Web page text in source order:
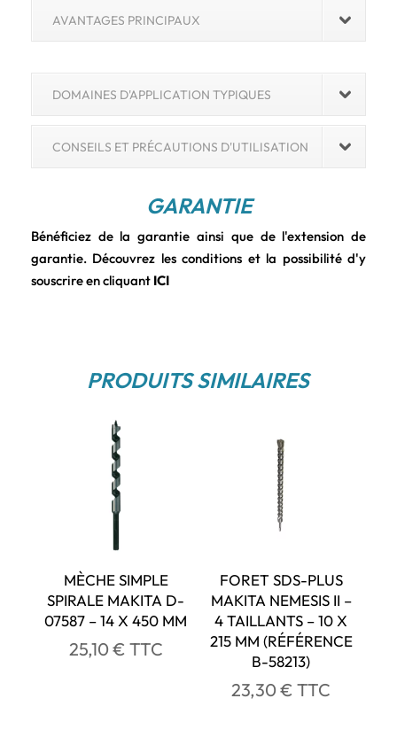
AVANTAGES PRINCIPAUX
DOMAINES D'APPLICATION TYPIQUES
CONSEILS ET PRÉCAUTIONS D'UTILISATION
GARANTIE
Bénéficiez de la garantie ainsi que de l'extension de
garantie. Découvrez les conditions et la possibilité d'y
souscrire en cliquant ICI
PRODUITS SIMILAIRES
MÈCHE SIMPLE
SPIRALE MAKITA D-
07587 – 14 X 450 MM
25,10 € TTC
FORET SDS-PLUS
MAKITA NEMESIS II –
4 TAILLANTS – 10 X
215 MM (RÉFÉRENCE
B-58213)
23,30€ TTC